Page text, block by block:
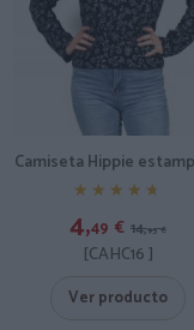
Camiseta Hippie
★★★★★
★★★★★
4,49 € 14,95 €
[CAHC16 ]
Ver producto